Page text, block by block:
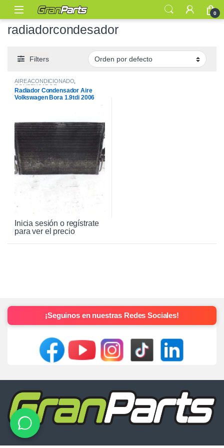
0
radiadorcondesador
Filters
AIRE ACONDICIONADO
CONDENSADOR
Radiador Condensador Aire
Volkswagen Bora 1.9tdi 2006
Inicia sesión o regístrate
para ver el precio
¡Seguinos en nuestras Redes Sociales!